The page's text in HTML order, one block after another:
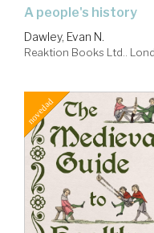
a people's history
Dawley, Evan N.
Reaktion Books Ltd..